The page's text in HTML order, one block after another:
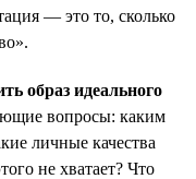
— это то, сколько
образ идеального
вопросы: каким
личные качества
не хватает? Что